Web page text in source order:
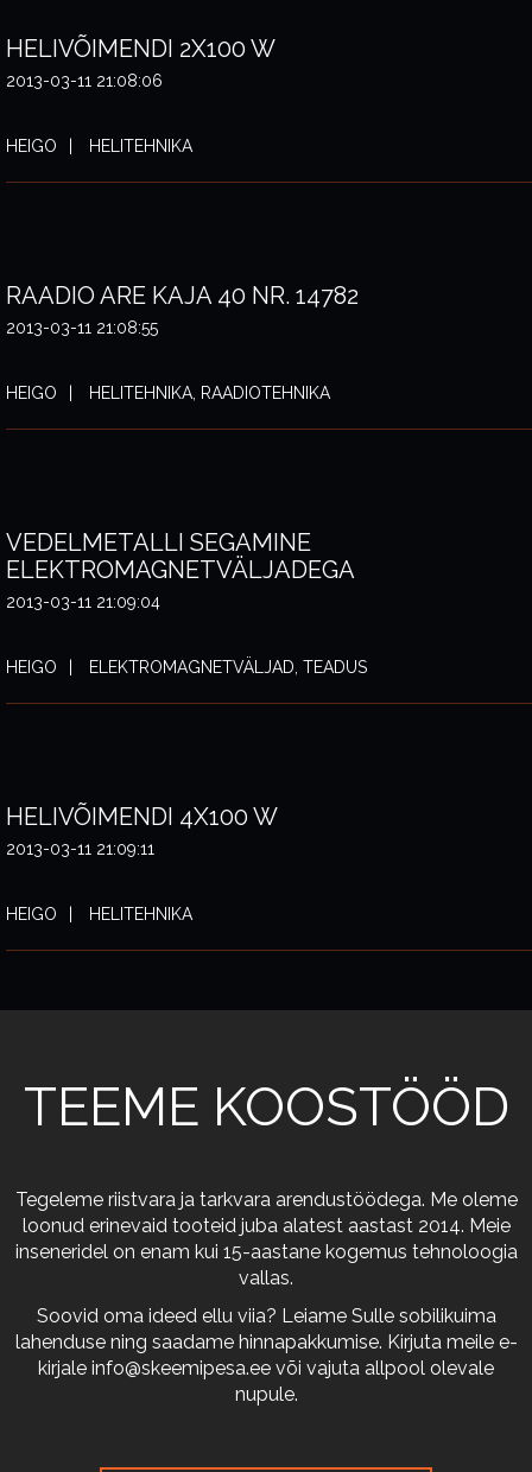
HELIVÕIMENDI 2X100 W
2013-03-11 21:08:06
HEIGO HELITEHNIKA
RAADIO ARE KAJA 40 NR. 14782
2013-03-11 21:08:55
HEIGO HELITEHNIKA, RAADIOTEHNIKA
VEDELMETALLI SEGAMINE
ELEKTROMAGNETVÄLJADEGA
2013-03-11 21:09:04
HEIGO ELEKTROMAGNETVÄLJAD, TEADUS
HELIVÕIMENDI 4X100 W
2013-03-11 21:09:11
HEIGO HELITEHNIKA
TEEME KOOSTÖÖD
Tegeleme riistvara ja tarkvara arendustöödega. Me oleme
loonud erinevaid tooteid juba alatest aastast 2014. Meie
inseneridel on enam kui 15-aastane kogemus tehnoloogia
vallas.
Soovid oma ideed ellu viia? Leiame Sulle sobilikuima
lahenduse ning saadame hinnapakkumise. Kirjuta meile e-
kirjale info@skeemipesa.ee või vajuta allpool olevale
nupule.